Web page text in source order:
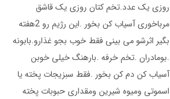
روزی یک عدد.تخم کتان روزی یک قاشق
مرباخوری آسیاب کن بخور .این رژیم رو 2هفته
بگیر اثرشو می بینی فقط خوب بجو غذارو.بابونه
.بومادران .تخم خرفه .بارهنگ خیلی خوبن
آسیاب کن دم کن بخور .فقط سبزیجات پخته یا
اسموتی ومیوه شیرین ومقداری حبوبات پخته